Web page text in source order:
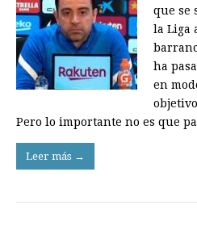
que se
la Liga
ha
en
Pero lo importante no es que
Leer más →